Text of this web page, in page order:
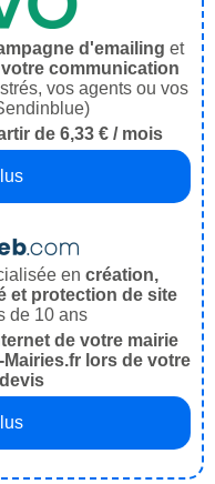
d'emailing et
communication
vos agents ou vos
de 6,33 € / mois
en création,
et protection de site
de 10 ans
de votre mairie
lors de votre